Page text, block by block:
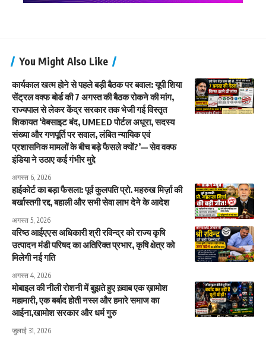
You Might Also Like
कार्यकाल खत्म होने से पहले बड़ी बैठक पर बवाल: यूपी शिया
सेंट्रल वक्फ बोर्ड की 7 अगस्त की बैठक रोकने की मांग,
राज्यपाल से लेकर केंद्र सरकार तक भेजी गई विस्तृत
शिकायत ‘वेबसाइट बंद, UMEED पोर्टल अधूरा, सदस्य
संख्या और गणपूर्ति पर सवाल, लंबित न्यायिक एवं
प्रशासनिक मामलों के बीच बड़े फैसले क्यों?’— सेव वक्फ
इंडिया ने उठाए कई गंभीर मुद्दे
अगस्त 6, 2026
हाईकोर्ट का बड़ा फैसला: पूर्व कुलपति प्रो. महरुख मिर्ज़ा की
बर्खास्तगी रद्द, बहाली और सभी सेवा लाभ देने के आदेश
अगस्त 5, 2026
वरिष्ठ आईएएस अधिकारी श्री रविन्द्र को राज्य कृषि
उत्पादन मंडी परिषद का अतिरिक्त प्रभार, कृषि क्षेत्र को
मिलेगी नई गति
अगस्त 4, 2026
मोबाइल की नीली रोशनी में बुझते हुए ख़्वाब एक ख़ामोश
महामारी, एक बर्बाद होती नस्ल और हमारे समाज का
आईना,खामोश सरकार और धर्म गुरु
जुलाई 31, 2026